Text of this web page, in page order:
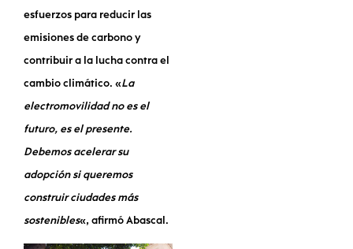
esfuerzos para reducir las
emisiones de carbono y
contribuir a la lucha contra el
cambio climático. «La
electromovilidad no es el
futuro, es el presente.
Debemos acelerar su
adopción si queremos
construir ciudades más
sostenibles«, afirmó Abascal.